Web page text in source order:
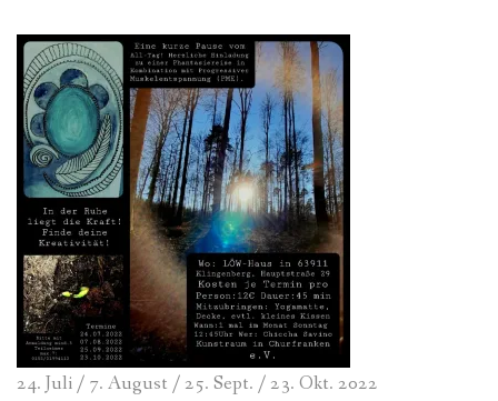
24. Juli / 7. August / 25. Sept. / 23. Okt. 2022